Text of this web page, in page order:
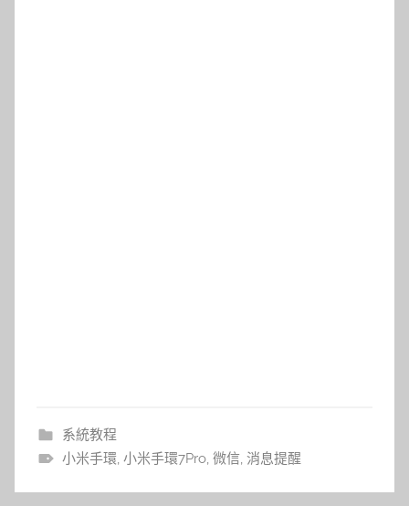
系統教程
小米手環, 小米手環7Pro, 微信, 消息提醒